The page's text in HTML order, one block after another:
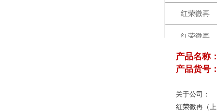
红荣微再
红荣微再
红荣微再
红荣微再
产品名称
产品货号
关于公司：
红荣微再（